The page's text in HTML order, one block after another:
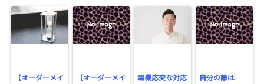
【オーダーメイ
【オーダーメイ
臨機応変な対応 自分の敵は